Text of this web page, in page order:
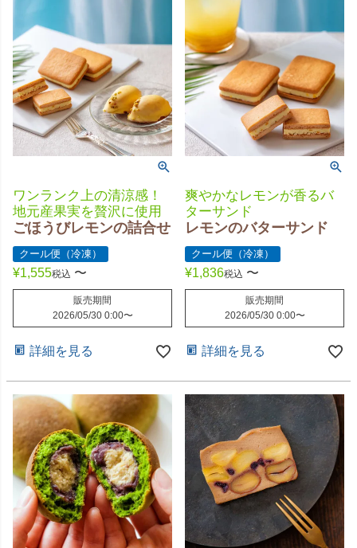
ワンランク上の清涼感！
地元産果実を贅沢に使用
ごほうびレモンの詰合せ
クール便（冷凍）
¥1,555税込 〜
販売期間
2026/05/30 0:00〜
詳細を見る
爽やかなレモンが香るバ
ターサンド
レモンのバターサンド
クール便（冷凍）
¥1,836税込 〜
販売期間
2026/05/30 0:00〜
詳細を見る